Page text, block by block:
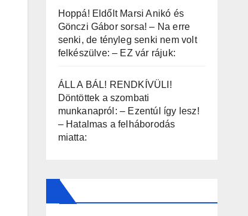
Hoppá! Eldőlt Marsi Anikó és
Gönczi Gábor sorsa! – Na erre
senki, de tényleg senki nem volt
felkészülve: – EZ vár rájuk:
ÁLL A BÁL! RENDKÍVÜLI!
Döntöttek a szombati
munkanapról: – Ezentúl így lesz!
– Hatalmas a felháborodás
miatta: